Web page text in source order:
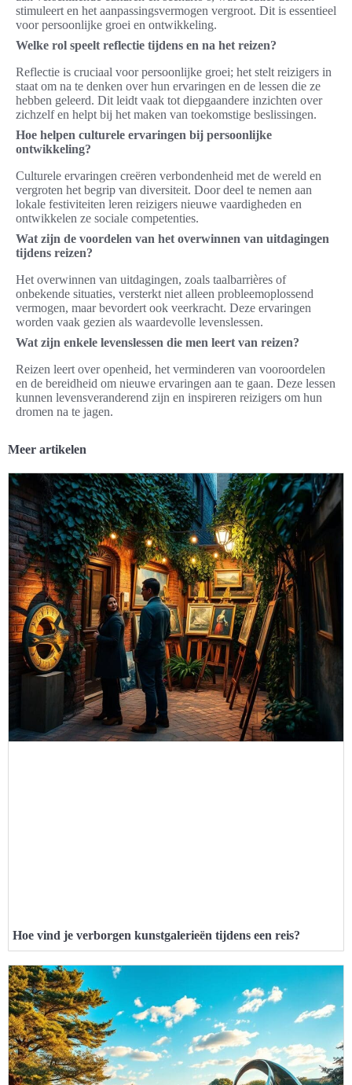
stimuleert en het aanpassingsvermogen vergroot. Dit is essentieel
voor persoonlijke groei en ontwikkeling.
Welke rol speelt reflectie tijdens en na het reizen?
Reflectie is cruciaal voor persoonlijke groei; het stelt reizigers in
staat om na te denken over hun ervaringen en de lessen die ze
hebben geleerd. Dit leidt vaak tot diepgaandere inzichten over
zichzelf en helpt bij het maken van toekomstige beslissingen.
Hoe helpen culturele ervaringen bij persoonlijke
ontwikkeling?
Culturele ervaringen creëren verbondenheid met de wereld en
vergroten het begrip van diversiteit. Door deel te nemen aan
lokale festiviteiten leren reizigers nieuwe vaardigheden en
ontwikkelen ze sociale competenties.
Wat zijn de voordelen van het overwinnen van uitdagingen
tijdens reizen?
Het overwinnen van uitdagingen, zoals taalbarrières of
onbekende situaties, versterkt niet alleen probleemoplossend
vermogen, maar bevordert ook veerkracht. Deze ervaringen
worden vaak gezien als waardevolle levenslessen.
Wat zijn enkele levenslessen die men leert van reizen?
Reizen leert over openheid, het verminderen van vooroordelen
en de bereidheid om nieuwe ervaringen aan te gaan. Deze lessen
kunnen levensveranderend zijn en inspireren reizigers om hun
dromen na te jagen.
Meer artikelen
Hoe vind je verborgen kunstgalerieën tijdens een reis?